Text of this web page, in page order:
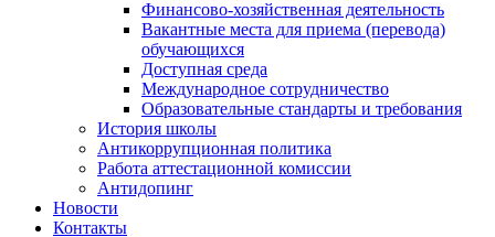
Финансово-хозяйственная деятельность
Вакантные места для приема (перевода)
обучающихся
Доступная среда
Международное сотрудничество
Образовательные стандарты и требования
История школы
Антикоррупционная политика
Работа аттестационной комиссии
Антидопинг
Новости
Контакты